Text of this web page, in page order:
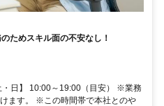
ためスキル面の不安なし！
日】 10:00～19:00（目安） ※業務
ます。 ※この時間帯で本社とのや